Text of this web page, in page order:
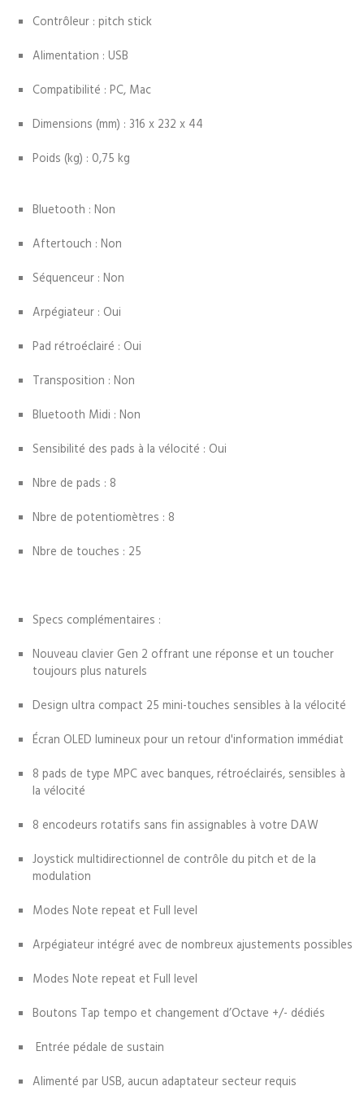
Contrôleur : pitch stick
Alimentation : USB
Compatibilité : PC, Mac
Dimensions (mm) : 316 x 232 x 44
Poids (kg) : 0,75 kg
Bluetooth : Non
Aftertouch : Non
Séquenceur : Non
Arpégiateur : Oui
Pad rétroéclairé : Oui
Transposition : Non
Bluetooth Midi : Non
Sensibilité des pads à la vélocité : Oui
Nbre de pads : 8
Nbre de potentiomètres : 8
Nbre de touches : 25
Specs complémentaires :
Nouveau clavier Gen 2 offrant une réponse et un toucher
toujours plus naturels
Design ultra compact 25 mini-touches sensibles à la vélocité
Écran OLED lumineux pour un retour d'information immédiat
8 pads de type MPC avec banques, rétroéclairés, sensibles à
la vélocité
8 encodeurs rotatifs sans fin assignables à votre DAW
Joystick multidirectionnel de contrôle du pitch et de la
modulation
Modes Note repeat et Full level
Arpégiateur intégré avec de nombreux ajustements possibles
Modes Note repeat et Full level
Boutons Tap tempo et changement d’Octave +/- dédiés
Entrée pédale de sustain
Alimenté par USB, aucun adaptateur secteur requis